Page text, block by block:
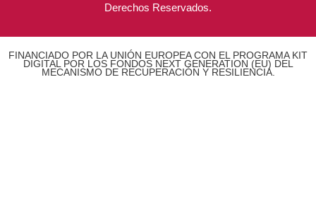
Derechos Reservados.
FINANCIADO POR LA UNIÓN EUROPEA CON EL PROGRAMA KIT
DIGITAL POR LOS FONDOS NEXT GENERATION (EU) DEL
MECANISMO DE RECUPERACIÓN Y RESILIENCIA.